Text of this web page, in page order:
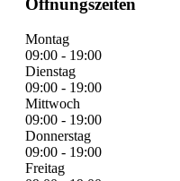
Öffnungszeiten
Montag
09:00 - 19:00
Dienstag
09:00 - 19:00
Mittwoch
09:00 - 19:00
Donnerstag
09:00 - 19:00
Freitag